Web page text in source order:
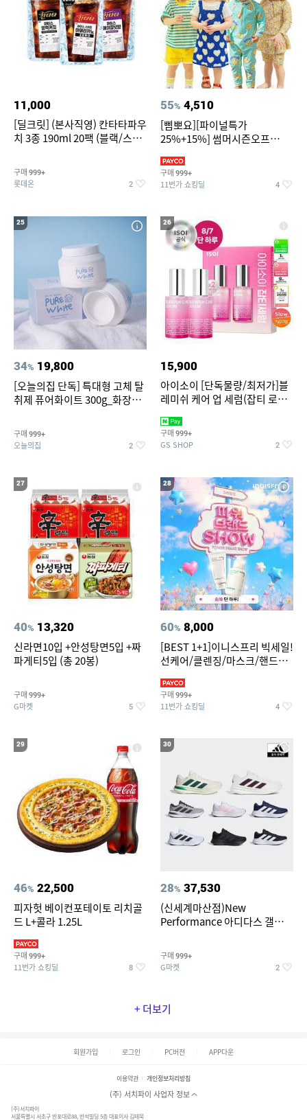
11,000
[딜크릿] (본사직영) 칸타타파우
치 3종 190ml 20팩 (블랙/스위
구매 999+
롯데온 2
55% 4,510
[삠뽀요][파이널특가
25%+15%] 썸머시즌오프
영복/티셔츠/
구매 999+
11번가 쇼킹딜 4
25
34% 19,800
[오늘의집 단독] 특대형 고체 탈
취제 퓨어화이트 300g_화장실
구매 999+
오늘의집 2
26
15,900
아이소이 [단독물량/최저가]블
레미쉬 케어 업 세럼(잡티 로즈
2027-04-24)
구매 999+
GS SHOP 2
27
40% 13,320
신라면10입 +안성탕면5입 +짜
파게티5입 (총 20봉)
구매 999+
G마켓 5
28
60% 8,000
[BEST 1+1]이니스프리 빅세일!
선케어/클렌징/마스크/핸드크
구매 999+
11번가 쇼킹딜 4
29
46% 22,500
피자헛 베이컨포테이토 리치골
드 L+콜라 1.25L
구매 999+
11번가 쇼킹딜 8
30
28% 37,530
(신세계마산점)New
Performance 아디다스 갤럭시
구매 999+
G마켓 2
+ 더보기
회원가입 로그인 PC버전 APP다운
이용약관 개인정보처리방침
(주) 서치파이 사업자 정보
(주)서치파이
서울특별시 서초구 반포대로88, 반석빌딩 5층 대표이사 김태묵